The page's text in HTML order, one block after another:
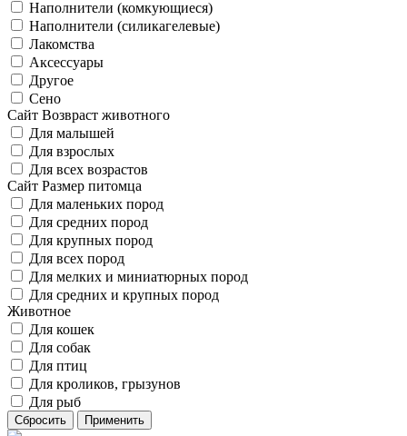
Наполнители (комкующиеся)
Наполнители (силикагелевые)
Лакомства
Аксессуары
Другое
Сено
Сайт Возвраст животного
Для малышей
Для взрослых
Для всех возрастов
Сайт Размер питомца
Для маленьких пород
Для средних пород
Для крупных пород
Для всех пород
Для мелких и миниатюрных пород
Для средних и крупных пород
Животное
Для кошек
Для собак
Для птиц
Для кроликов, грызунов
Для рыб